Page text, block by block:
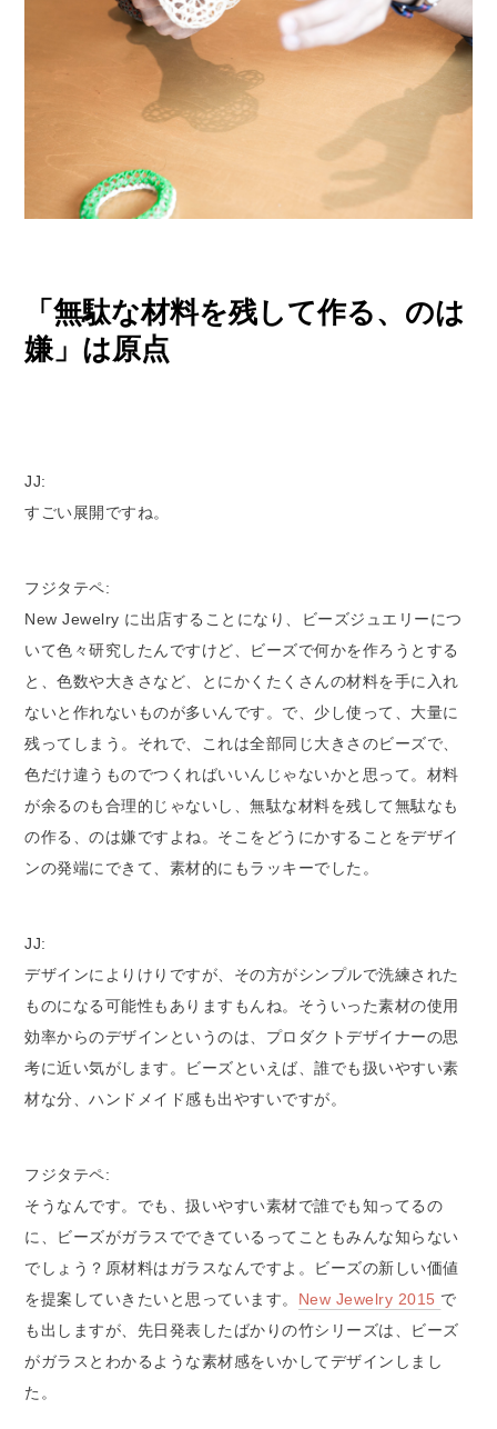
「無駄な材料を残して作る、のは
嫌」は原点
JJ:
すごい展開ですね。
フジタテペ:
New Jewelry に出店することになり、ビーズジュエリーにつ
いて色々研究したんですけど、ビーズで何かを作ろうとする
と、色数や大きさなど、とにかくたくさんの材料を手に入れ
ないと作れないものが多いんです。で、少し使って、大量に
残ってしまう。それで、これは全部同じ大きさのビーズで、
色だけ違うものでつくればいいんじゃないかと思って。材料
が余るのも合理的じゃないし、無駄な材料を残して無駄なも
の作る、のは嫌ですよね。そこをどうにかすることをデザイ
ンの発端にできて、素材的にもラッキーでした。
JJ:
デザインによりけりですが、その方がシンプルで洗練された
ものになる可能性もありますもんね。そういった素材の使用
効率からのデザインというのは、プロダクトデザイナーの思
考に近い気がします。ビーズといえば、誰でも扱いやすい素
材な分、ハンドメイド感も出やすいですが。
フジタテペ:
そうなんです。でも、扱いやすい素材で誰でも知ってるの
に、ビーズがガラスでできているってこともみんな知らない
でしょう？原材料はガラスなんですよ。ビーズの新しい価値
を提案していきたいと思っています。 New Jewelry 2015 で
も出しますが、先日発表したばかりの竹シリーズは、ビーズ
がガラスとわかるような素材感をいかしてデザインしまし
た。